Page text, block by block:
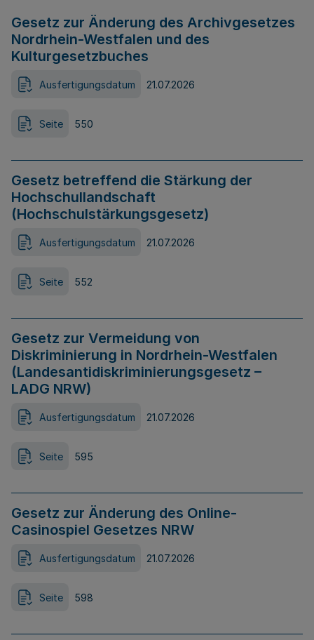
Gesetz zur Änderung des Archivgesetzes
Nordrhein-Westfalen und des
Kulturgesetzbuches
Ausfertigungsdatum 21.07.2026
Seite 550
Gesetz betreffend die Stärkung der
Hochschullandschaft
(Hochschulstärkungsgesetz)
Ausfertigungsdatum 21.07.2026
Seite 552
Gesetz zur Vermeidung von
Diskriminierung in Nordrhein-Westfalen
(Landesantidiskriminierungsgesetz –
LADG NRW)
Ausfertigungsdatum 21.07.2026
Seite 595
Gesetz zur Änderung des Online-
Casinospiel Gesetzes NRW
Ausfertigungsdatum 21.07.2026
Seite 598